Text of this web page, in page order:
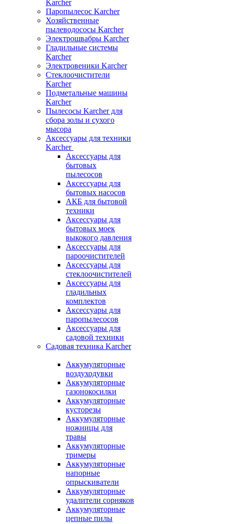
Karcher
Паропылесос Karcher
Хозяйственные
пылеводососы Karcher
Электрошвабры Karcher
Гладильные системы
Karcher
Электровеники Karcher
Стеклоочистители
Karcher
Подметальные машины
Karcher
Пылесосы Karcher для
сбора золы и сухого
мысора
Аксессуары для техники
Karcher
Аксессуары для
бытовых
пылесосов
Аксессуары для
бытовых насосов
АКБ для бытовой
техники
Аксессуары для
бытовых моек
выкокого давления
Аксессуары для
пароочистителей
Аксессуары для
стеклоочистителей
Аксессуары для
гладильных
комплектов
Аксессуары для
паропылесосов
Аксессуары для
садовой техники
Садовая техника Karcher
Аккумуляторные
воздуходувки
Аккумуляторные
газонокосилки
Аккумуляторные
кусторезы
Аккумуляторные
ножницы для
травы
Аккумуляторные
тримеры
Аккумуляторные
напорные
опрыскиватели
Аккумуляторные
удалители сорняков
Аккумуляторные
цепные пилы